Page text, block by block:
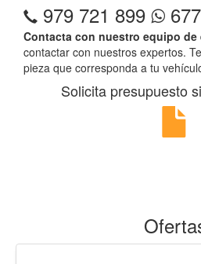
979 721 899
Contacta con nuestro equipo de
contactar con nuestros expertos.
pieza que corresponda a tu
Solicita presupuesto